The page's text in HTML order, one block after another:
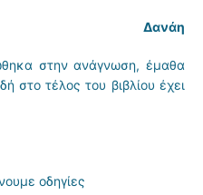
Δανάη
στην ανάγνωση, έμαθα
στο τέλος του βιβλίου έχει
οδηγίες